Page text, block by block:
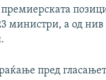
министри, а од нив
пред